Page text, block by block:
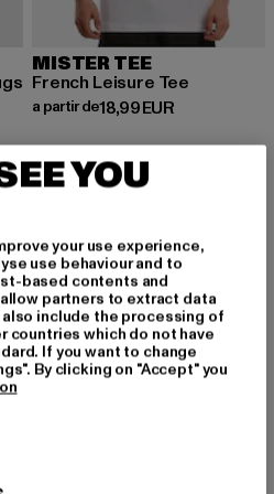
19,99 EUR
MISTER TEE
French Leisure Tee
a partir de18,99 EUR
Prix courant: A partir de 18,99
YOU
your use experience,
use behaviour and to
based contents and
partners to extract data
include the processing of
countries which do not have
If you want to change
By clicking on "Accept" you